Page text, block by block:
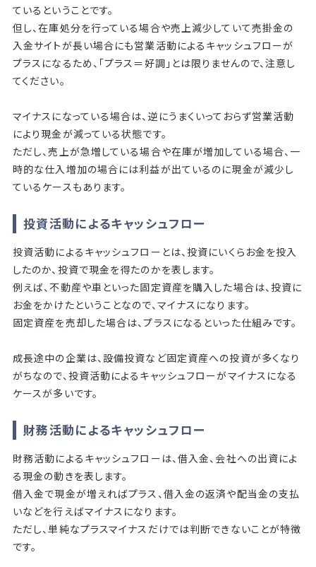
ているということです。
但し、在庫処分を行っている場合や売上減少していて売掛金の
入金サイトが長い場合にも営業活動によるキャッシュフローが
プラスになるため、「プラス＝好調」とは限りませんので、注意し
てください。
マイナスになっている場合は、逆にうまくいっておらず営業活動
により現金が減っている状態です。
ただし、売上が急増している場合や在庫が増加している場合、一
時的な仕入増加の場合には利益が出ているのに現金が減少し
ているケースもあります。
投資活動によるキャッシュフロー
投資活動によるキャッシュフローとは、投資にいくらお金を投入
したのか、投資で現金を得たのかを表します。
例えば、不動産や車といった固定資産を購入した場合は、投資に
お金をかけたということなので、マイナスになります。
固定資産を売却した場合は、プラスになるといった仕組みです。
成長途中の企業は、設備投資など固定資産への投資が多くなり
がちなので、投資活動によるキャッシュフローがマイナスになる
ケースが多いです。
財務活動によるキャッシュフロー
財務活動によるキャッシュフローは、借入金、会社への出資によ
る現金の動きを表します。
借入金で現金が増えればプラス、借入金の返済や配当金の支払
いなどを行えばマイナスになります。
ただし、単純なプラスマイナスだけでは判断できないことが特徴
です。